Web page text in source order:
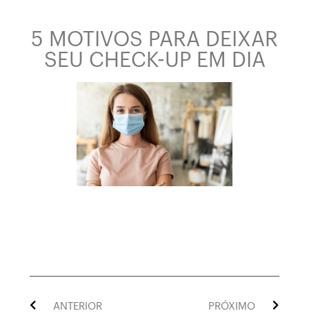
5 MOTIVOS PARA DEIXAR
SEU CHECK-UP EM DIA
ANTERIOR PRÓXIMO